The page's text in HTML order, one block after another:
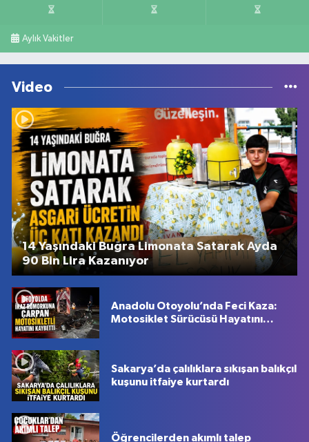
Aylık Vakitler
Video
14 Yaşındaki Buğra Limonata Satarak Ayda
90 Bin Lira Kazanıyor
Anadolu Otoyolu’nda Feci Kaza:
Motosiklet Sürücüsü Hayatını
Sakarya’da çalılıklara sıkışan balıkçıl
kuşunu itfaiye kurtardı
Öğrencilerden akımlı talep